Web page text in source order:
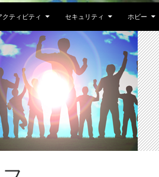
クティビティ セキュリティ ホビー